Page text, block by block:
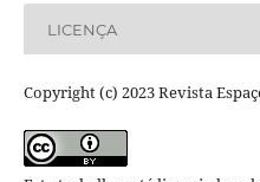
LICENÇA
Copyright (c) 2023 Revista